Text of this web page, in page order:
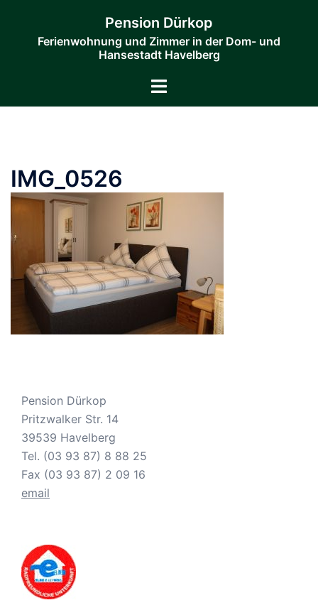
springen
Pension Dürkop
Ferienwohnung und Zimmer in der Dom- und
Hansestadt Havelberg
Menü
IMG_0526
Pension Dürkop
Pritzwalker Str. 14
39539 Havelberg
Tel. (03 93 87) 8 88 25
Fax (03 93 87) 2 09 16
email